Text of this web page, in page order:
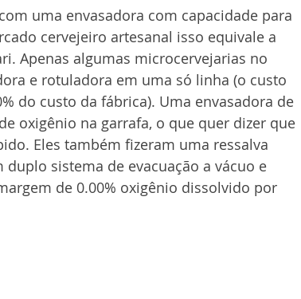
uma envasadora com capacidade para
cervejeiro artesanal isso equivale a
Apenas algumas microcervejarias no
e rotuladora em uma só linha (o custo
do custo da fábrica). Uma envasadora de
oxigênio na garrafa, o que quer dizer que
Eles também fizeram uma ressalva
sistema de evacuação a vácuo e
de 0.00% oxigênio dissolvido por